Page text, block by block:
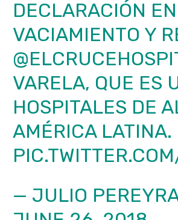
DECLARACIÓN
VACIAMIENTO Y
VARELA, QUE ES
HOSPITALES DE
AMÉRICA LATINA.
— JULIO